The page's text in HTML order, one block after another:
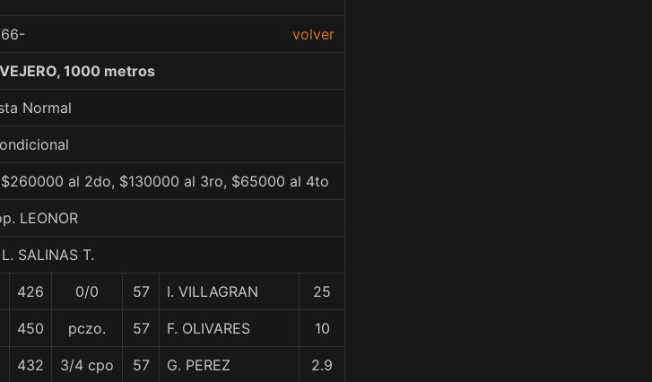
volver
1000 metros
Normal
al 2do, $130000 al 3ro, $65000 al 4to
LEONOR
SALINAS T.
426 0/0 57 I. VILLAGRAN 25
450 pczo. 57 F. OLIVARES 10
432 3/4 cpo 57 G. PEREZ 2.9